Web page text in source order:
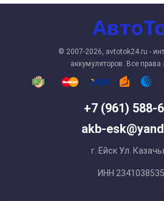
+7 (961) 588-
akb-
г. Ейск Ул.
ИНН
© 2007-2026, avtotok24.ru -
аккумуляторов. Все